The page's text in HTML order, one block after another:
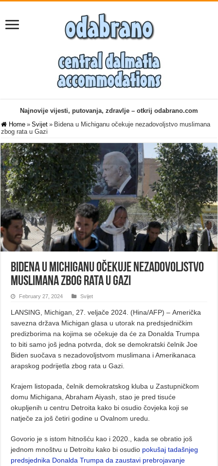
Najnovije vijesti, putovanja, zdravlje – otkrij odabrano.com
Home » Svijet » Bidena u Michiganu očekuje nezadovoljstvo muslimana
zbog rata u Gazi
Bidena u Michiganu očekuje nezadovoljstvo
muslimana zbog rata u Gazi
February 27, 2024 Svijet
LANSING, Michigan, 27. veljače 2024. (Hina/AFP) – Američka
savezna država Michigan glasa u utorak na predsjedničkim
predizborima na kojima se očekuje da će za Donalda Trumpa
to biti samo još jedna potvrda, dok se demokratski čelnik Joe
Biden suočava s nezadovoljstvom muslimana i Amerikanaca
arapskog podrijetla zbog rata u Gazi.
Krajem listopada, čelnik demokratskog kluba u Zastupničkom
domu Michigana, Abraham Aiyash, stao je pred tisuće
okupljenih u centru Detroita kako bi osudio čovjeka koji se
natječe za još četiri godine u Ovalnom uredu.
Govorio je s istom hitnošću kao i 2020., kada se obratio još
jednom mnoštvu u Detroitu kako bi osudio pokušaj tadašnjeg
predsjednika Donalda Trumpa da zaustavi prebrojavanje